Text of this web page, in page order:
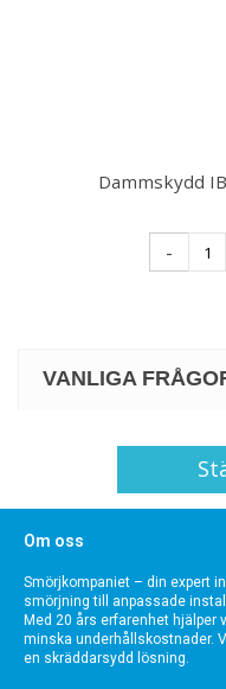
Dammskydd
-
VANLIGA
Om oss
Smörjkompaniet – din expert
smörjning till anpassade
Med 20 års erfarenhet hjälper
minska underhållskostnader.
en skräddarsydd lösning.